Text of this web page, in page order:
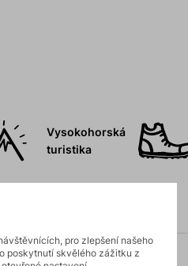
Vysokohorská
turistika
pro zlepšení našeho
poskytnutí skvělého zážitku z